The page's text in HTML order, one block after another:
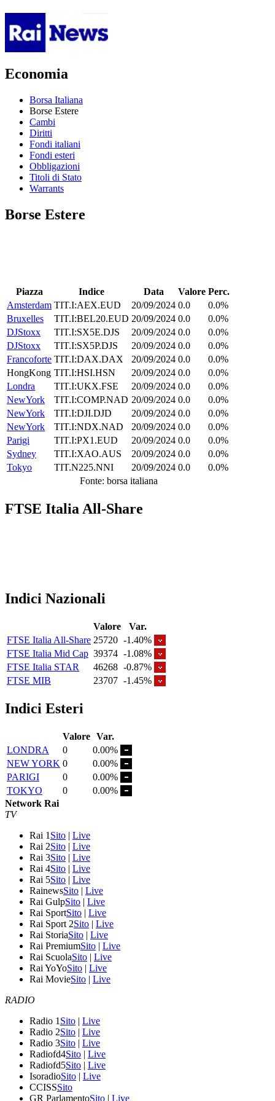
Economia
Borsa Italiana
Borse Estere
Cambi
Diritti
Fondi italiani
Fondi esteri
Obbligazioni
Titoli di Stato
Warrants
Borse Estere
Piazza Indice Data Valore Perc.
Amsterdam TIT.I:AEX.EUD 20/09/2024 0.0
0.0%
Bruxelles
TIT.I:BEL20.EUD 20/09/2024 0.0
0.0%
DJStoxx
TIT.I:SX5E.DJS 20/09/2024 0.0
0.0%
DJStoxx
TIT.I:SX5P.DJS 20/09/2024 0.0
0.0%
Francoforte TIT.I:DAX.DAX 20/09/2024 0.0
0.0%
HongKong TIT.I:HSI.HSN 20/09/2024 0.0
0.0%
Londra
TIT.I:UKX.FSE 20/09/2024 0.0
0.0%
NewYork
TIT.I:COMP.NAD 20/09/2024 0.0
0.0%
NewYork
TIT.I:DJI.DJD 20/09/2024 0.0
0.0%
NewYork
TIT.I:NDX.NAD 20/09/2024 0.0
0.0%
Parigi
TIT.I:PX1.EUD 20/09/2024 0.0
0.0%
Sydney
TIT.I:XAO.AUS 20/09/2024 0.0
0.0%
Tokyo
TIT.N225.NNI 20/09/2024 0.0
0.0%
Fonte: borsa italiana
FTSE Italia All-Share
Indici Nazionali
Valore
Var.
FTSE Italia All-Share 25720 -1.40%
FTSE Italia Mid Cap 39374 -1.08%
FTSE Italia STAR
46268 -0.87%
FTSE MIB
23707 -1.45%
Indici Esteri
Valore Var.
LONDRA
0
0.00%
NEW YORK 0
0.00%
PARIGI
0
0.00%
TOKYO
0
0.00%
Network Rai
TV
Rai 1 Sito | Live
Rai 2Sito | Live
Rai 3Sito | Live
Rai 4Sito | Live
Rai 5Sito | Live
RainewsSito | Live
Rai GulpSito | Live
Rai SportSito | Live
Rai Sport 2Sito | Live
Rai StoriaSito | Live
Rai PremiumSito | Live
Rai ScuolaSito | Live
Rai YoYoSito | Live
Rai MovieSito | Live
RADIO
Radio 1 Sito | Live
Radio 2Sito | Live
Radio 3Sito | Live
Radiofd4Sito | Live
Radiofd5Sito | Live
IsoradioSito | Live
CCISSSito
GR ParlamentoSito | Live